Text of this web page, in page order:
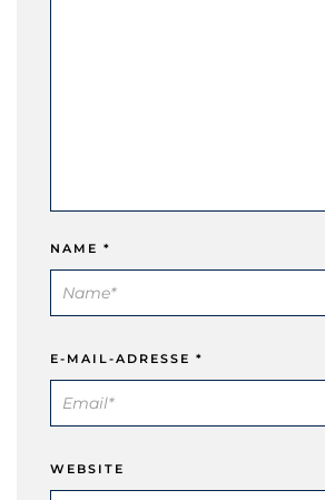
NAME *
E-MAIL-ADRESSE *
WEBSITE